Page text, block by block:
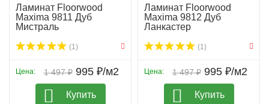
Ламинат Floorwood
Maxima 9811 Дуб
Мистраль
(1)
1 497 ₽
Цена: 995 ₽/м2
Купить
Ламинат Floorwood
Maxima 9812 Дуб
Ланкастер
(1)
1 497 ₽
Цена: 995 ₽/м2
Купить